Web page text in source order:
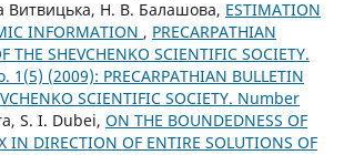
Витвицька, Н. В. Балашова, ESTIMATION
INFORMATION , PRECARPATHIAN
THE SHEVCHENKO SCIENTIFIC SOCIETY.
1(5) (2009): PRECARPATHIAN BULLETIN
SCIENTIFIC SOCIETY. Number
S. I. Dubei, ON THE BOUNDEDNESS OF
IN DIRECTION OF ENTIRE SOLUTIONS OF